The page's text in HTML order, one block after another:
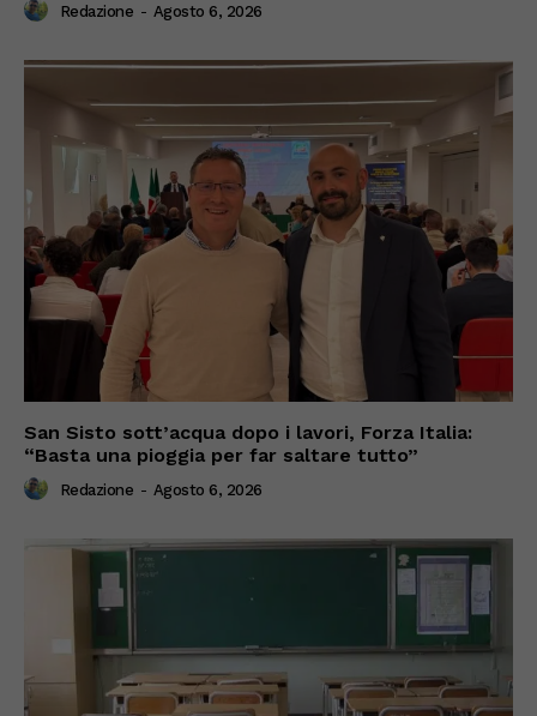
Redazione - Agosto 6, 2026
San Sisto sott’acqua dopo i lavori, Forza Italia:
“Basta una pioggia per far saltare tutto”
Redazione - Agosto 6, 2026